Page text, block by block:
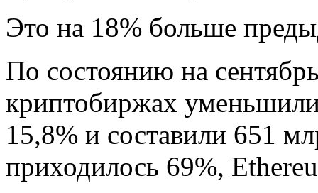
Это на 18% больше
По состоянию на
криптобиржах
15,8% и составили 651
приходилось 69%,